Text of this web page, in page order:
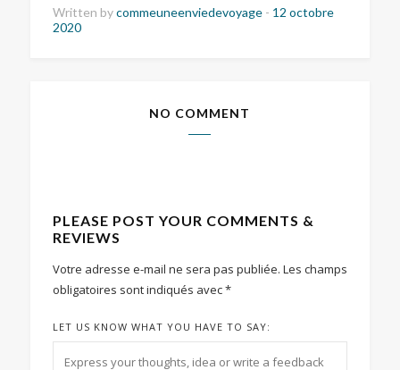
Written bycommeuneenviedevoyage - 12 octobre
2020
NO COMMENT
PLEASE POST YOUR COMMENTS &
REVIEWS
Votre adresse e-mail ne sera pas publiée. Les champs
obligatoires sont indiqués avec*
LET US KNOW WHAT YOU HAVE TO SAY: